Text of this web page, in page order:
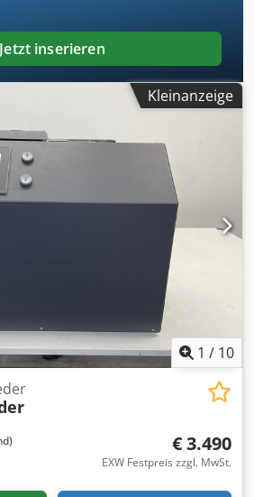
Informationen können Sie sich
mit uns in Verbindung setzen.
Jetzt inserieren
Kleinanzeige
1 / 10
€ 3.490
EXW Festpreis zzgl. MwSt.